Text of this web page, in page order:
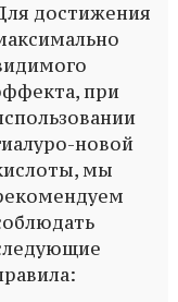
достижения
при
новой
мы